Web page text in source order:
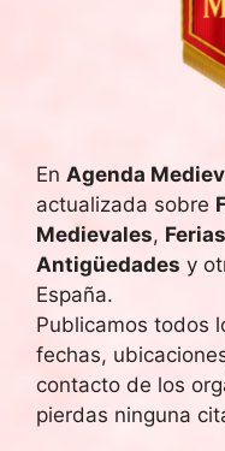
En Agenda
actualizada sobre
Medievales,
Antigüedades y
España.
Publicamos todos
fechas,
contacto de los
pierdas ninguna